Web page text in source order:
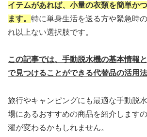
イテムがあれば、小量の衣類を簡単か
ます。 特に単身生活を送る方や緊急時
れ以上ない選択肢です。
この記事では、手動脱水機の基本情報
で見つけることができる代替品の活用
旅行やキャンピングにも最適な手動脱
場にあるおすすめの商品を紹介します
濯が変わるかもしれません。